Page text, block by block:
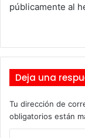
públicamente al
Deja una
Tu dirección de
obligatorios están